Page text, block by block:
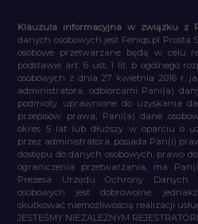
Klauzula informacyjna w związku z
danych osobowych jest Feniqs.pl Prosta
osobowe przetwarzane będą w celu
podstawie art. 6 ust. 1 lit. b ogólnego
osobowych z dnia 27 kwietnia 2016 r.
administratora, odbiorcami Pani(a)
podmioty uprawnione do uzyskania
przepisów prawa, Pani(a) dane
okres 5 lat lub dłuższy w oparciu o
przez administratora, posiada Pan(i)
dostępu do danych osobowych, prawo
ograniczenia przetwarzania, ma
Prezesa Urzędu Ochrony Danych
osobowych jest dobrowolne,
skutkować niemożliwością realizacji
JESTEŚMY NIEZALEŻNYM